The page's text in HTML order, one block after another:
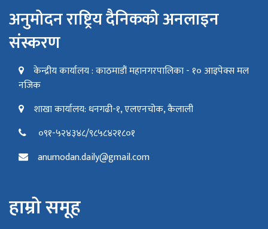
अनुमोदन राष्ट्रिय दैनिकको अनलाइन
संस्करण
केन्द्रीय कार्यालय : काठमाडौं महानगरपालिका - १० आइपेक्स मल
नजिक
शाखा कार्यालय: धनगढी-१, एलएनचोक, कैलाली
०९१-५२४३४८/९८५८४२१८०१
anumodan.daily@gmail.com
हाम्रो समूह